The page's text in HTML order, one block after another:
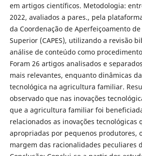
em artigos científicos. Metodologia:
2022, avaliados a pares., pela
da Coordenação de Aperfeiçoamento de
Superior (CAPES), utilizando a revisão
análise de conteúdo como
Foram 26 artigos analisados e
mais relevantes, enquanto dinâmicas
tecnológica na agricultura familiar.
observado que nas inovações
que a agricultura familiar foi
relacionados as inovações tecnológicas
apropriadas por pequenos produtores,
margem das racionalidades peculiares